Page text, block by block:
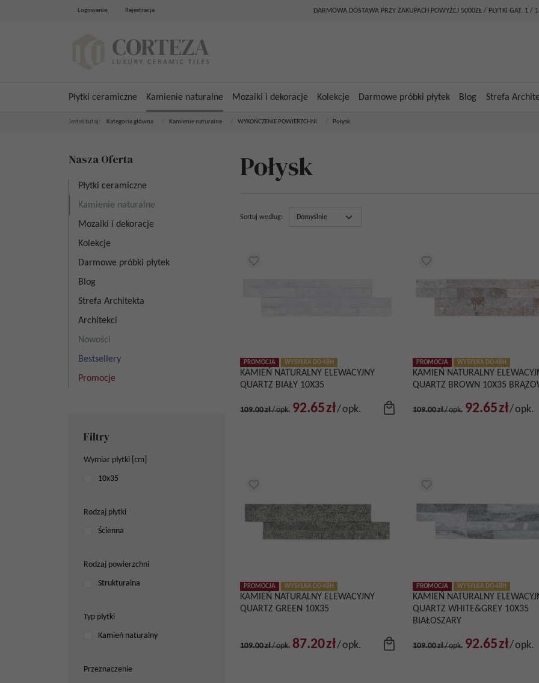
Logowanie Rejestracja DARMOWA DOSTAWA PRZY ZAKUPACH POWYŻEJ 5000ZŁ / PŁYTKI GAT. 1 /
Płytki ceramiczne Kamienie naturalne Mozaiki i dekoracje Kolekcje Darmowe próbki płytek Blog Strefa
Jesteś tutaj: Kategoria główna Kamienie naturalne WYKOŃCZENIE POWIERZCHNI Połysk
Połysk
Sortuj według:
PROMOCJA WYSYŁKA DO 48H
KAMIEŃ NATURALNY ELEWACYJNY
QUARTZ BIAŁY 10X35
109.00zł/opk. 92.65zł/opk.
PROMOCJA WYSYŁKA DO 48H
KAMIEŃ NATURALNY
QUARTZ BROWN 10X35
109.00zł/opk. 92.65zł/opk.
PROMOCJA WYSYŁKA DO 48H
KAMIEŃ NATURALNY ELEWACYJNY
QUARTZ GREEN 10X35
109.00zł/opk. 87.20zł/opk.
PROMOCJA WYSYŁKA DO 48H
KAMIEŃ NATURALNY
QUARTZ WHITE&GREY 10X35
BIAŁOSZARY
109.00zł/opk. 92.65zł/opk.
Nasza Oferta
Płytki ceramiczne
Kamienie naturalne
Mozaiki i dekoracje
Kolekcje
Darmowe próbki płytek
Blog
Strefa Architekta
Architekci
Nowości
Bestsellery
Promocje
Filtry
Wymiar płytki [cm]
10x35
Rodzaj płytki
Ścienna
Rodzaj powierzchni
Strukturalna
Typ płytki
Kamień naturalny
Przeznaczenie